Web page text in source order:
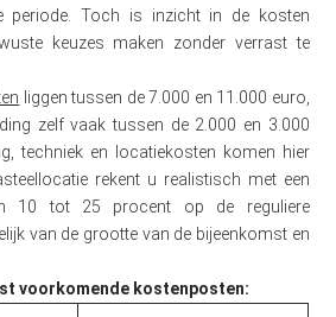
periode. Toch is inzicht in de kosten
keuzes maken zonder verrast te
liggen tussen de 7.000 en 11.000 euro,
zelf vaak tussen de 2.000 en 3.000
techniek en locatiekosten komen hier
rekent u realistisch met een
10 tot 25 procent op de reguliere
van de grootte van de bijeenkomst en
voorkomende kostenposten: